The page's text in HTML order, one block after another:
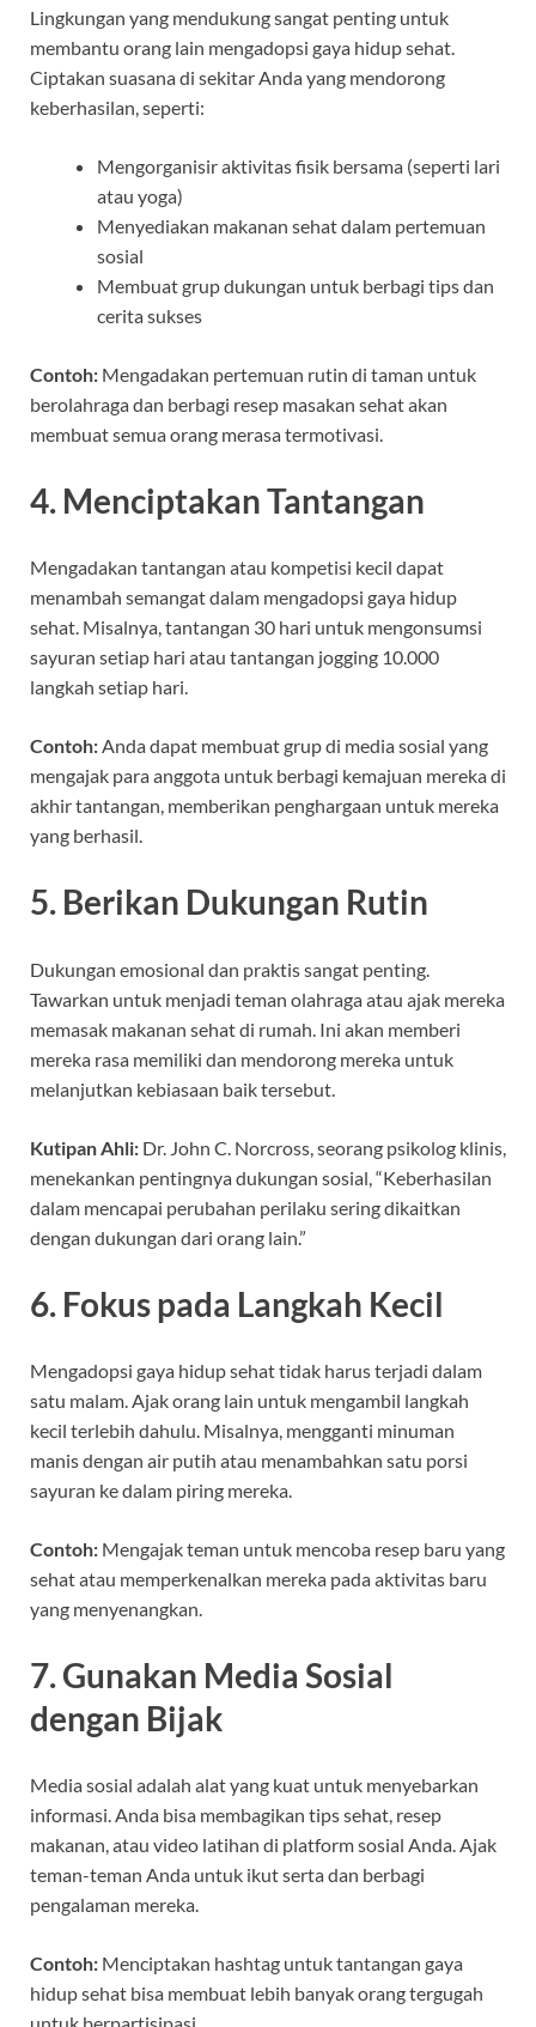
Lingkungan yang mendukung sangat penting untuk
membantu orang lain mengadopsi gaya hidup sehat.
Ciptakan suasana di sekitar Anda yang mendorong
keberhasilan, seperti:
Mengorganisir aktivitas fisik bersama (seperti lari
atau yoga)
Menyediakan makanan sehat dalam pertemuan
sosial
Membuat grup dukungan untuk berbagi tips dan
cerita sukses
Contoh: Mengadakan pertemuan rutin di taman untuk
berolahraga dan berbagi resep masakan sehat akan
membuat semua orang merasa termotivasi.
4. Menciptakan Tantangan
Mengadakan tantangan atau kompetisi kecil dapat
menambah semangat dalam mengadopsi gaya hidup
sehat. Misalnya, tantangan 30 hari untuk mengonsumsi
sayuran setiap hari atau tantangan jogging 10.000
langkah setiap hari.
Contoh:Anda dapat membuat grup di media sosial yang
mengajak para anggota untuk berbagi kemajuan mereka di
akhir tantangan, memberikan penghargaan untuk mereka
yang berhasil.
5. Berikan Dukungan Rutin
Dukungan emosional dan praktis sangat penting.
Tawarkan untuk menjadi teman olahraga atau ajak mereka
memasak makanan sehat di rumah. Ini akan memberi
mereka rasa memiliki dan mendorong mereka untuk
melanjutkan kebiasaan baik tersebut.
Kutipan Ahli: Dr. John C. Norcross, seorang psikolog klinis,
menekankan pentingnya dukungan sosial, “Keberhasilan
dalam mencapai perubahan perilaku sering dikaitkan
dengan dukungan dari orang lain.”
6. Fokus pada Langkah Kecil
Mengadopsi gaya hidup sehat tidak harus terjadi dalam
satu malam. Ajak orang lain untuk mengambil langkah
kecil terlebih dahulu. Misalnya, mengganti minuman
manis dengan air putih atau menambahkan satu porsi
sayuran ke dalam piring mereka.
Contoh: Mengajak teman untuk mencoba resep baru yang
sehat atau memperkenalkan mereka pada aktivitas baru
yang menyenangkan.
7. Gunakan Media Sosial
dengan Bijak
Media sosial adalah alat yang kuat untuk menyebarkan
informasi. Anda bisa membagikan tips sehat, resep
makanan, atau video latihan di platform sosial Anda. Ajak
teman-teman Anda untuk ikut serta dan berbagi
pengalaman mereka.
Contoh: Menciptakan hashtag untuk tantangan gaya
hidup sehat bisa membuat lebih banyak orang tergugah